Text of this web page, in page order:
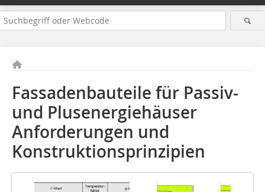
Fassadenbauteile für Passiv-
und Plusenergiehäuser
Anforderungen und
Konstruktionsprinzipien